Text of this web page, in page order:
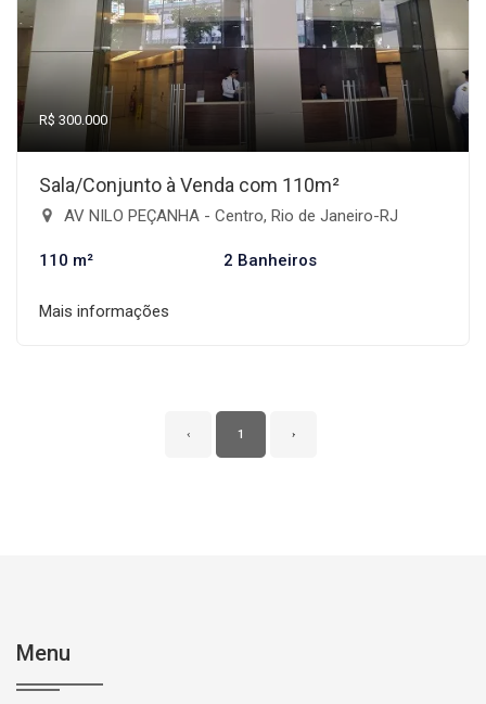
R$ 300.000
Sala/Conjunto à Venda com 110m²
AV NILO PEÇANHA - Centro, Rio de Janeiro-RJ
110 m² 2 Banheiros
Mais informações
‹ 1 ›
Menu